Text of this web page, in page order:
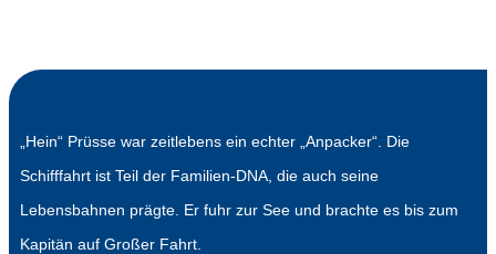
„Hein“ Prüsse war zeitlebens ein echter „Anpacker“. Die
Schifffahrt ist Teil der Familien-DNA, die auch seine
Lebensbahnen prägte. Er fuhr zur See und brachte es bis zum
Kapitän auf Großer Fahrt.